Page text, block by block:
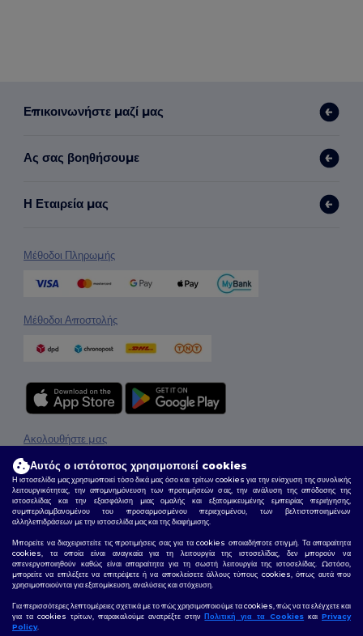
Επικοινωνήστε μαζί μας
Ας σας βοηθήσουμε
Η Εταιρεία μας
Μέθοδοι Πληρωμής
Μέθοδοι Αποστολής
2026. Όλα τα Δικαιώματα Διατηρούνται
Όροι & Προϋποθέσεις| Πολιτική Απορρήτου |Πολιτική για τα Cookies|Site Map
Ακολουθήστε μας
Αυτός ο ιστότοπος χρησιμοποιεί cookies
Η ιστοσελίδα μας χρησιμοποιεί τόσο δικά μας όσο και τρίτων cookies για την ενίσχυση της συνολικής
λειτουργικότητας, την απομνημόνευση των προτιμήσεών σας, την ανάλυση της απόδοσης της
ιστοσελίδας και την εξασφάλιση μιας ομαλής και εξατομικευμένης εμπειρίας περιήγησης,
συμπεριλαμβανομένου του προσαρμοσμένου περιεχομένου, των βελτιστοποιημένων
αλληλεπιδράσεων με την ιστοσελίδα μας και της διαφήμισης.
Μπορείτε να διαχειριστείτε τις προτιμήσεις σας για τα cookies οποιαδήποτε στιγμή. Τα απαραίτητα
cookies, τα οποία είναι αναγκαία για τη λειτουργία της ιστοσελίδας, δεν μπορούν να
απενεργοποιηθούν καθώς είναι απαραίτητα για τη σωστή λειτουργία της ιστοσελίδας. Ωστόσο,
μπορείτε να επιλέξετε να επιτρέψετε ή να αποκλείσετε άλλους τύπους cookies, όπως αυτά που
χρησιμοποιούνται για εξατομίκευση, αναλύσεις και στόχευση.
Για περισσότερες λεπτομέρειες σχετικά με το πώς χρησιμοποιούμε τα cookies, πώς να τα ελέγχετε και
για τα cookies τρίτων, παρακαλούμε ανατρέξτε στηνΠολιτική για τα Cookies καιPrivacy
Policy.